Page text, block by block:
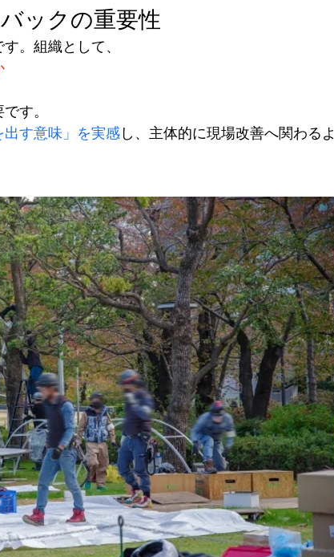
ックの重要性
。組織として、
す。
出す意味」を実感し、主体的に現場改善へ関わるよ